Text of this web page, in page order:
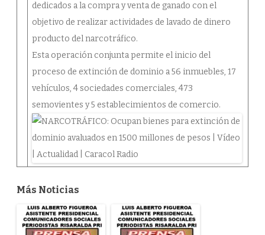
dedicados a la compra y venta de ganado con el
objetivo de realizar actividades de lavado de dinero
producto del narcotráfico.
Esta operación conjunta permite el inicio del
proceso de extinción de dominio a 56 inmuebles, 17
vehículos, 4 sociedades comerciales, 473
semovientes y 5 establecimientos de comercio.
Más Noticias